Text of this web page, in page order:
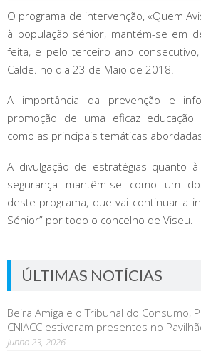
O programa de intervenção, «Quem
à população sénior, mantém-se em
feita, e pelo terceiro ano
Calde. no dia 23 de Maio de 2018.
A importância da prevenção e
promoção de uma eficaz educação
como as principais temáticas
A divulgação de estratégias quanto
segurança mantêm-se como um
deste programa, que vai continuar a
Sénior” por todo o concelho de Viseu.
ÚLTIMAS NOTÍCIAS
Beira Amiga e o Tribunal do Consumo,
CNIACC estiveram presentes no
Junho 23, 2026